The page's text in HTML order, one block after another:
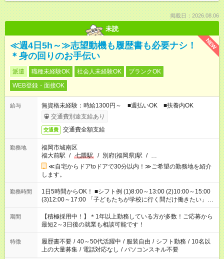
掲載日：2026.08.06
未読
NEW
≪週4日5h～≫志望動機も履歴書も必要ナシ！
＊身の回りのお手伝い
派遣 職種未経験OK 社会人未経験OK
ブランクOK
WEB登録・面接OK
給与
無資格未経験：時給1300円～ ■週払いOK ■扶養内OK
交通費別途支給あり
交通費 交通費全額支給
勤務地
福岡市城南区
福大前駅 / 七隈駅 / 別府(福岡県)駅 / …
≪自宅からドアtoドアで30分以内！≫ご希望の勤務地を紹介
します。
勤務時間
1日5時間からOK！ ■シフト例 (1)8:00～13:00 (2)10:00～15:00
(3)12:00～17:00 「子どもたちが学校に行く間だけ働きたい」
「余裕を持って夕飯の準備がしたい」 「午前中は働いて、午後
はプライベートの時間にしたい」 など、ご希望を教えてくださ
いね。 ※Wワーク希望の方へ 今ご覧のお仕事で希望する勤務時
間と、もう1つのお仕事の勤務時間。 合計で週40時間を超える
場合は応募できません。
期間
【積極採用中！】＊1年以上勤務している方が多数！ご応募から
最短2～3日後の就業も相談可能です！
特徴 履歴書不要 / 40～50代活躍中 / 服装自由 / シフト勤務 / 10名以
上の大量募集 / 電話対応なし / パソコンスキル不要